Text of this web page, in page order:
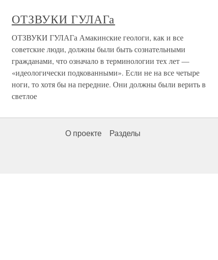
ОТЗВУКИ ГУЛАГа
ОТЗВУКИ ГУЛАГа Амакинские геологи, как и все
советские люди, должны были быть сознательными
гражданами, что означало в терминологии тех лет —
«идеологически подкованными». Если не на все четыре
ноги, то хотя бы на передние. Они должны были верить в
светлое
О проекте Разделы